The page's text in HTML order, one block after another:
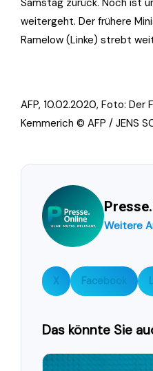
Samstag zurück. Noch ist
weitergeht. Der frühere
Ramelow (Linke) strebt
AFP, 10.02.2020, Foto: Der
Kemmerich © AFP / JENS
Weitere
X Facebook
Das könnte Sie